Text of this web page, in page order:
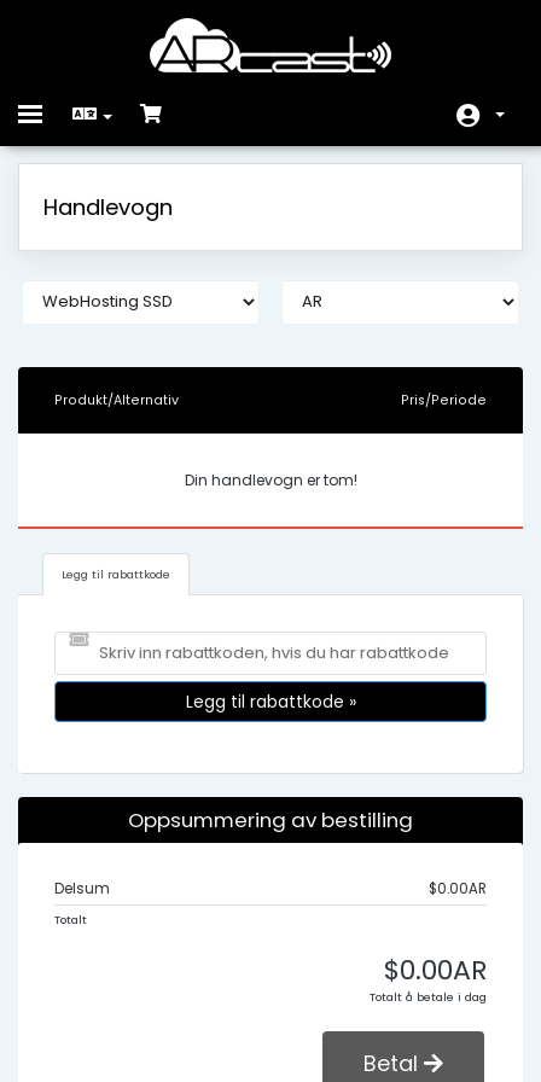
Toggle
Nettverksstatus
Handlevogn
Produkt/Alternativ Pris/Periode
Din handlevogn er tom!
Legg til rabattkode
Legg til rabattkode »
Oppsummering av bestilling
Delsum $0.00AR
Totalt
$0.00AR
Totalt å betale i dag
Betal